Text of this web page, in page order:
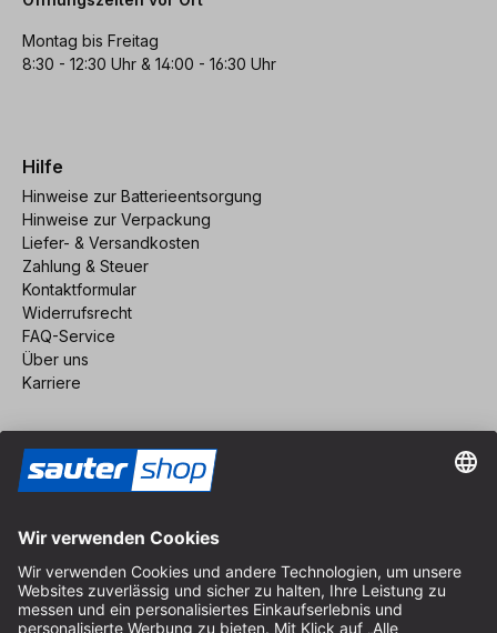
Montag bis Freitag
8:30 - 12:30 Uhr & 14:00 - 16:30 Uhr
Hilfe
Hinweise zur Batterieentsorgung
Hinweise zur Verpackung
Liefer- & Versandkosten
Zahlung & Steuer
Kontaktformular
Widerrufsrecht
FAQ-Service
Über uns
Karriere
Impressum
AGB